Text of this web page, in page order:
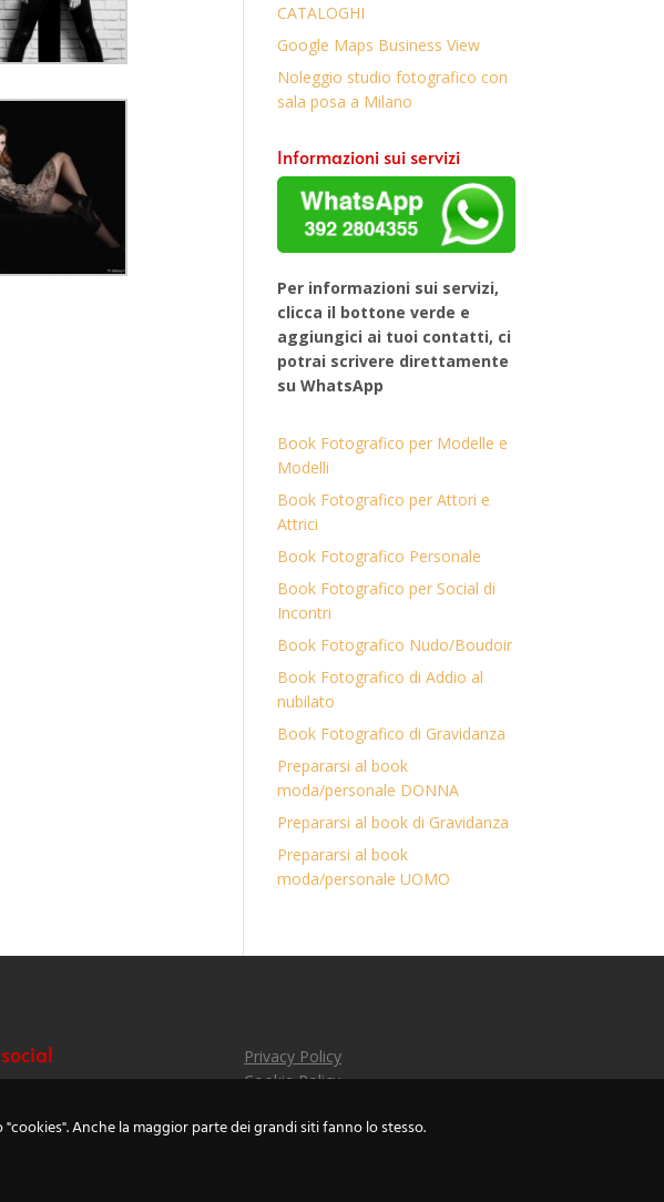
CATALOGHI
Google Maps Business View
Noleggio studio fotografico con
sala posa a Milano
Informazioni sui servizi
Per informazioni sui servizi,
clicca il bottone verde e
aggiungici ai tuoi contatti, ci
potrai scrivere direttamente
su WhatsApp
Book Fotografico per Modelle e
Modelli
Book Fotografico per Attori e
Attrici
Book Fotografico Personale
Book Fotografico per Social di
Incontri
Book Fotografico Nudo/Boudoir
Book Fotografico di Addio al
nubilato
Book Fotografico di Gravidanza
Prepararsi al book
moda/personale DONNA
Prepararsi al book di Gravidanza
Prepararsi al book
moda/personale UOMO
Privacy Policy
Cookie Policy
©2021 Johnny Papagni
Anche la maggior parte dei grandi siti fanno lo stesso.